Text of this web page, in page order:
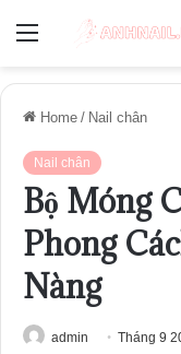
Menu
Home / Nail chân
Nail chân
Bộ Móng
Phong
Nàng
admin Tháng 9